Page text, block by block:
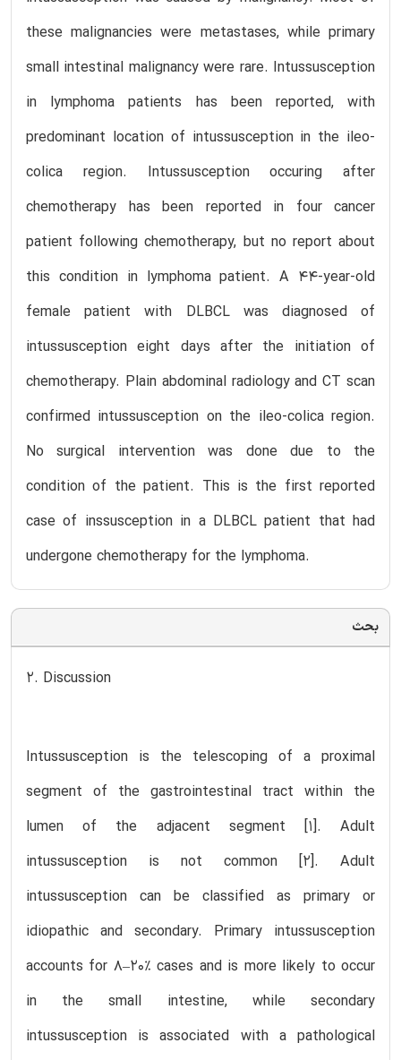
these malignancies were metastases, while primary
small intestinal malignancy were rare. Intussusception
in lymphoma patients has been reported, with
predominant location of intussusception in the ileo-
colica region. Intussusception occuring after
chemotherapy has been reported in four cancer
patient following chemotherapy, but no report about
this condition in lymphoma patient. A 44-year-old
female patient with DLBCL was diagnosed of
intussusception eight days after the initiation of
chemotherapy. Plain abdominal radiology and CT scan
confirmed intussusception on the ileo-colica region.
No surgical intervention was done due to the
condition of the patient. This is the first reported
case of inssusception in a DLBCL patient that had
undergone chemotherapy for the lymphoma.
بحث
2. Discussion
Intussusception is the telescoping of a proximal
segment of the gastrointestinal tract within the
lumen of the adjacent segment [1]. Adult
intussusception is not common [2]. Adult
intussusception can be classified as primary or
idiopathic and secondary. Primary intussusception
accounts for 8–20% cases and is more likely to occur
in the small intestine, while secondary
intussusception is associated with a pathological